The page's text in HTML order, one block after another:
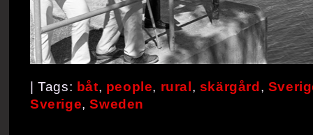
| Tags: båt, people, rural, skärgård,
Sverige,Sweden